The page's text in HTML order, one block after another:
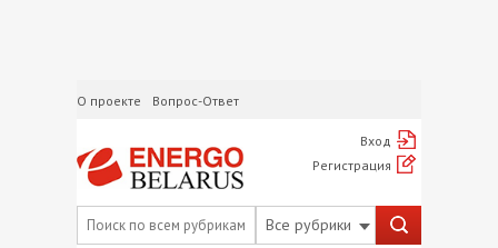
О проекте Вопрос-Ответ
Вход
Регистрация
Все рубрики